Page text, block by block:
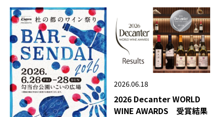
2026.06.18
2026 Decanter WORLD
WINE AWARDS 受賞結果